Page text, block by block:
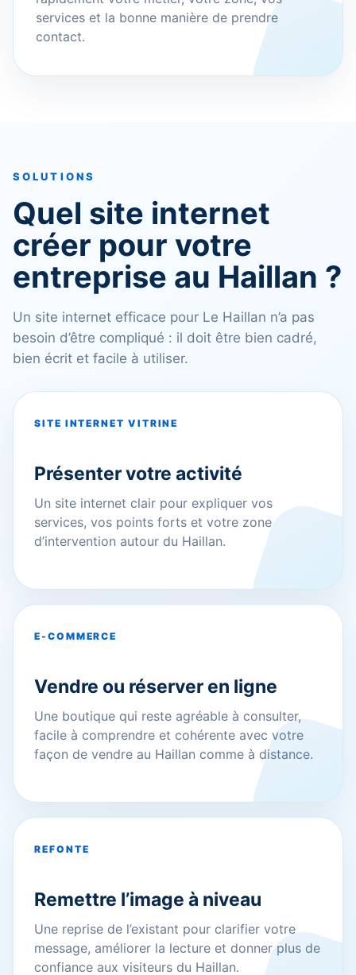
services et la bonne manière de prendre
contact.
SOLUTIONS
Quel site internet
créer pour votre
entreprise au Haillan ?
Un site internet efficace pour Le Haillan n’a pas
besoin d’être compliqué : il doit être bien cadré,
bien écrit et facile à utiliser.
SITE INTERNET VITRINE
Présenter votre activité
Un site internet clair pour expliquer vos
services, vos points forts et votre zone
d’intervention autour du Haillan.
E-COMMERCE
Vendre ou réserver en ligne
Une boutique qui reste agréable à consulter,
facile à comprendre et cohérente avec votre
façon de vendre au Haillan comme à distance.
REFONTE
Remettre l’image à niveau
Une reprise de l’existant pour clarifier votre
message, améliorer la lecture et donner plus de
confiance aux visiteurs du Haillan.